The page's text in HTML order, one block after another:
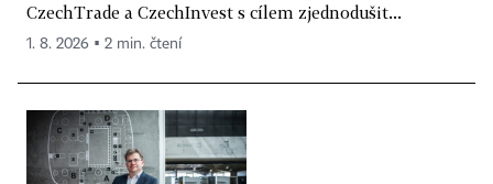
CzechTrade a CzechInvest s cílem zjednodušit...
1. 8. 2026 ▪ 2 min. čtení